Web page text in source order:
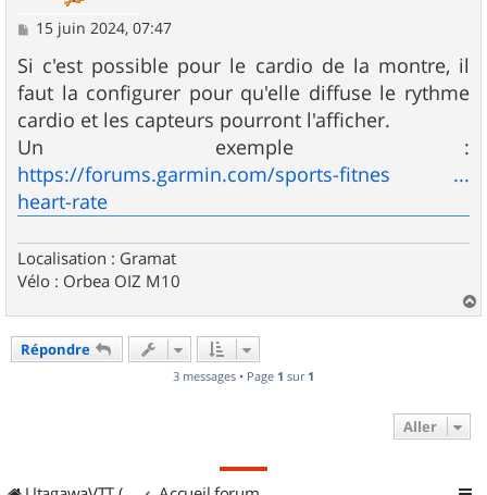
M
s
s
a
g
e
15 juin 2024, 07:47
Si c'est possible pour le cardio de la montre, il
faut la configurer pour qu'elle diffuse le rythme
cardio et les capteurs pourront l'afficher.
Un exemple :
https://forums.garmin.com/sports-fitnes ...
heart-rate
Localisation : Gramat
Vélo : Orbea OIZ M10
a
Répondre
3 messages • Page 1 sur 1
Aller